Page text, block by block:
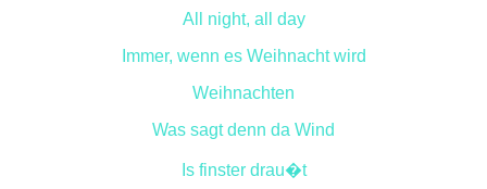
All night, all day
Immer, wenn es Weihnacht wird
Weihnachten
Was sagt denn da Wind
Is finster drau�t